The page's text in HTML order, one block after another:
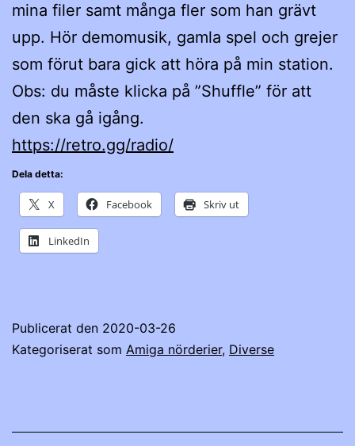
mina filer samt många fler som han grävt
upp. Hör demomusik, gamla spel och grejer
som förut bara gick att höra på min station.
Obs: du måste klicka på ”Shuffle” för att
den ska gå igång.
https://retro.gg/radio/
Dela detta:
X Facebook Skriv ut
LinkedIn
Publicerat den 2020-03-26
Kategoriserat som Amiga nörderier, Diverse